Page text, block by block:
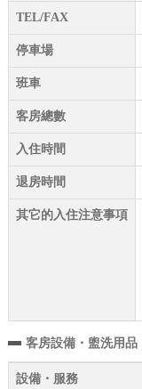
TEL/FAX
停車場
班車
客房總數
入住時間
退房時間
其它的入住注意事項
客房設備・盥洗用品
設備・服務